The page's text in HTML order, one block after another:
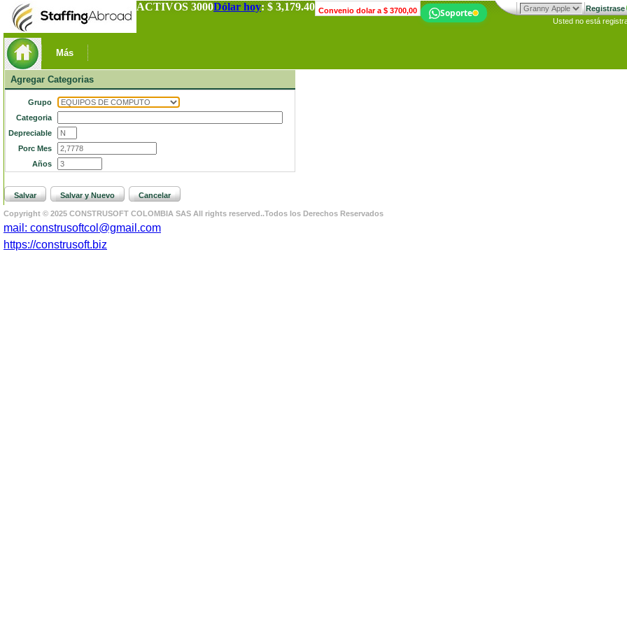
ACTIVOS 3000Dólar hoy: $ 3,179.40 Convenio dolar a $ 3700,00 Soporte
Registrase
Usted no está
Más
Agregar Categorias
Grupo
Categoria
Depreciable
Porc Mes
Años
Salvar Salvar y Nuevo Cancelar
Copyright © 2025 CONSTRUSOFT COLOMBIA SAS All rights reserved..Todos los Derechos Reservados
mail: construsoftcol@gmail.com
https://construsoft.biz